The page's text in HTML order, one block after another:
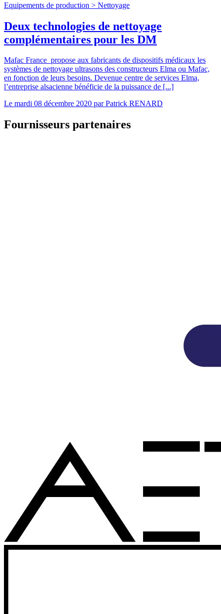
Equipements de production > Nettoyage
Deux technologies de nettoyage
complémentaires pour les DM
Mafac France propose aux fabricants de dispositifs médicaux les
systèmes de nettoyage ultrasons des constructeurs Elma ou Mafac,
en fonction de leurs besoins. Devenue centre de services Elma,
l’entreprise alsacienne bénéficie de la puissance de [...]
Le mardi 08 décembre 2020 parPatrick RENARD
Fournisseurs partenaires